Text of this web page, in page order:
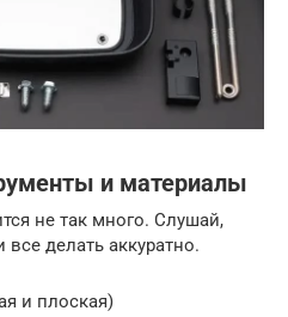
и материалы
не так много. Слушай,
делать аккуратно.
и плоская)